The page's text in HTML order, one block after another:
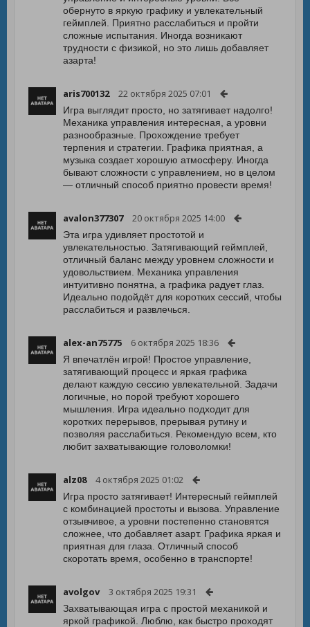
обернуто в яркую графику и увлекательный
геймплей. Приятно расслабиться и пройти
сложные испытания. Иногда возникают
трудности с физикой, но это лишь добавляет
азарта!
aris700132 22 октября 2025 07:01
Игра выглядит просто, но затягивает надолго!
Механика управления интересная, а уровни
разнообразные. Прохождение требует
терпения и стратегии. Графика приятная, а
музыка создает хорошую атмосферу. Иногда
бывают сложности с управлением, но в целом
— отличный способ приятно провести время!
avalon377307 20 октября 2025 14:00
Эта игра удивляет простотой и
увлекательностью. Затягивающий геймплей,
отличный баланс между уровнем сложности и
удовольствием. Механика управления
интуитивно понятна, а графика радует глаз.
Идеально подойдёт для коротких сессий, чтобы
расслабиться и развлечься.
alex-an75775 6 октября 2025 18:36
Я впечатлён игрой! Простое управление,
затягивающий процесс и яркая графика
делают каждую сессию увлекательной. Задачи
логичные, но порой требуют хорошего
мышления. Игра идеально подходит для
коротких перерывов, прерывая рутину и
позволяя расслабиться. Рекомендую всем, кто
любит захватывающие головоломки!
alz08 4 октября 2025 01:02
Игра просто затягивает! Интересный геймплей
с комбинацией простоты и вызова. Управление
отзывчивое, а уровни постепенно становятся
сложнее, что добавляет азарт. Графика яркая и
приятная для глаза. Отличный способ
скоротать время, особенно в транспорте!
avolgov 3 октября 2025 19:31
Захватывающая игра с простой механикой и
яркой графикой. Люблю, как быстро проходят